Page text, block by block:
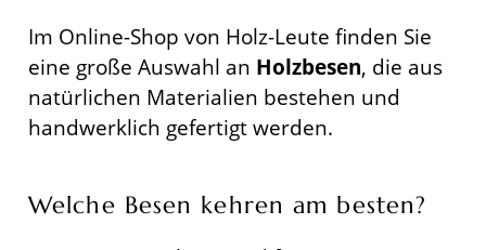
Im Online-Shop von Holz-Leute finden Sie
eine große Auswahl an Holzbesen, die aus
natürlichen Materialien bestehen und
handwerklich gefertigt werden.
Welche Besen kehren am besten?